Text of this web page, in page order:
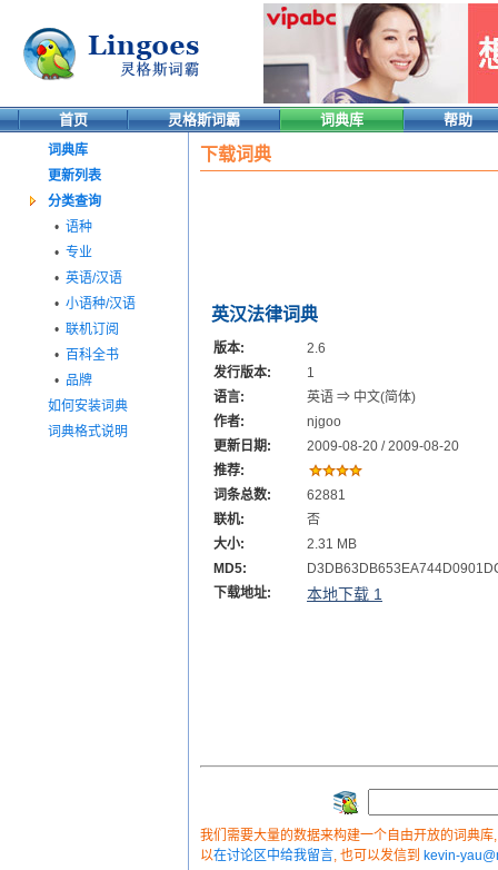
首页 灵格斯词霸 词典库 帮助
词典库
更新列表
分类查询
• 语种
• 专业
• 英语/汉语
• 小语种/汉语
• 联机订阅
• 百科全书
• 品牌
如何安装词典
词典格式说明
下载词典
英汉法律词典
版本:
2.6
发行版本:
1
语言:
英语 ⇒ 中文(简体)
作者:
njgoo
更新日期:
2009-08-20 / 2009-08-20
推荐:
词条总数:
62881
联机:
否
大小:
2.31 MB
MD5:
下载地址:
本地下载 1
我们需要大量的数据来构建一个自由开放的词典
以在讨论区中给我留言, 也可以发信到 kevin-